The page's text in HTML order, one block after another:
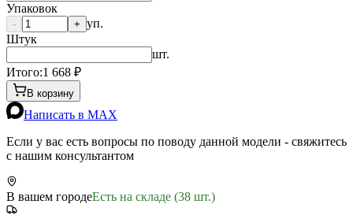
Упаковок
- + уп.
Штук
шт.
Итого:1 668 ₽
В корзину
Написать в MAX
Если у вас есть вопросы по поводу данной модели - свяжитесь
с нашим консультантом
В вашем городеЕсть на складе (38 шт.)